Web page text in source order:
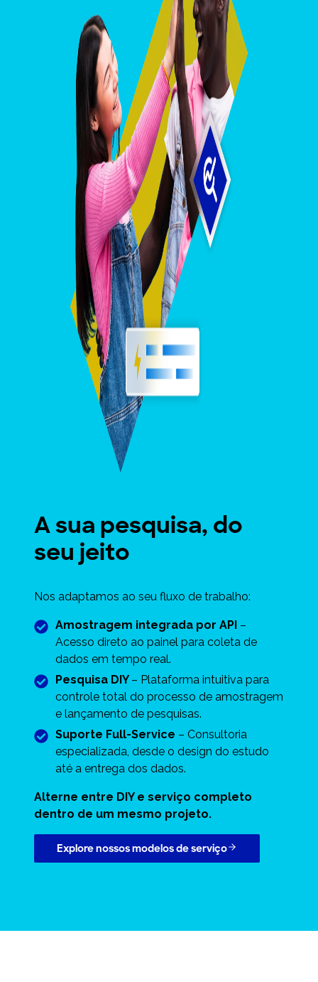
A sua pesquisa, do
seu jeito
Nos adaptamos ao seu fluxo de trabalho:
Amostragem integrada por API –
Acesso direto ao painel para coleta de
dados em tempo real.
Pesquisa DIY – Plataforma intuitiva para
controle total do processo de amostragem
e lançamento de pesquisas.
Suporte Full-Service – Consultoria
especializada, desde o design do estudo
até a entrega dos dados.
Alterne entre DIY e serviço completo
dentro de um mesmo projeto.
Explore nossos modelos de serviço